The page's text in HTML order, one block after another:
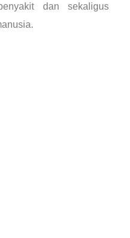
dan sekaligus